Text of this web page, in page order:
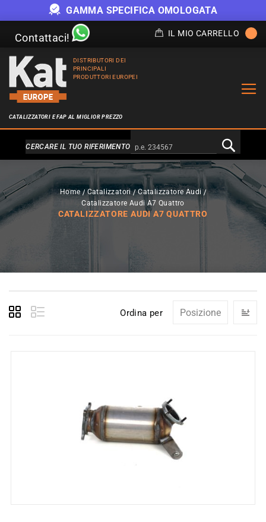
GAMMA SPECIFICA OMOLOGATA
Contattaci! IL MIO CARRELLO
DISTRIBUTORI DEI
PRINCIPALI
PRODUTTORI EUROPEI
CATALIZZATORI E FAP AL MIGLIOR PREZZO
Alternativa a Doofinder
CERCARE IL TUO RIFERIMENTO
Home Catalizzatori Catalizzatore Audi
Catalizzatore Audi A7 Quattro
CATALIZZATORE AUDI A7 QUATTRO
Ordina per